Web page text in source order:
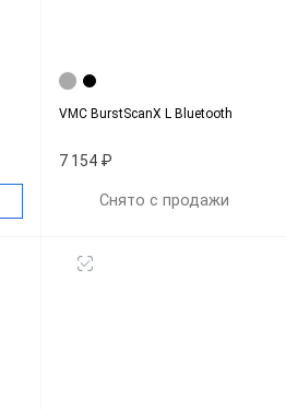
VMC BurstScanX L Bluetooth
7 154 ₽
Снято с продажи